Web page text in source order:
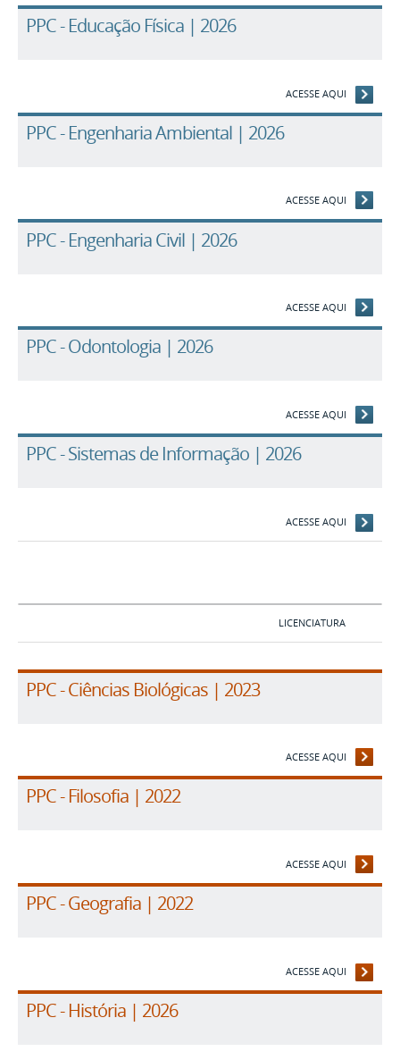
PPC - Educação Física | 2026
ACESSE AQUI
PPC - Engenharia Ambiental | 2026
ACESSE AQUI
PPC - Engenharia Civil | 2026
ACESSE AQUI
PPC - Odontologia | 2026
ACESSE AQUI
PPC - Sistemas de Informação | 2026
ACESSE AQUI
LICENCIATURA
PPC - Ciências Biológicas | 2023
ACESSE AQUI
PPC - Filosofia | 2022
ACESSE AQUI
PPC - Geografia | 2022
ACESSE AQUI
PPC - História | 2026